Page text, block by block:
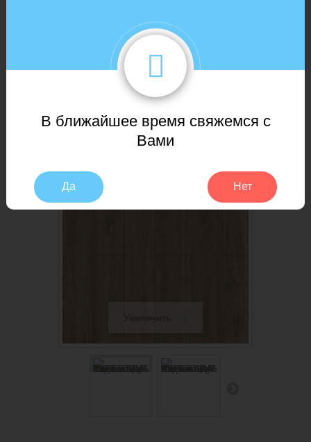
В ближайшее время свяжемся с
Вами
Да Нет
SPC ламинат / Кварц виниловый
ламинат LVT и SPC Planker АВА EXPERT Дуб Холл 9010